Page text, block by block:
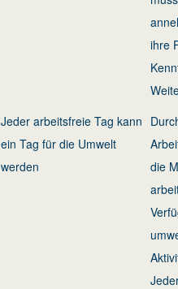
ihre
Jeder arbeitsfreie Tag kann
ein Tag für die Umwelt
werden
die